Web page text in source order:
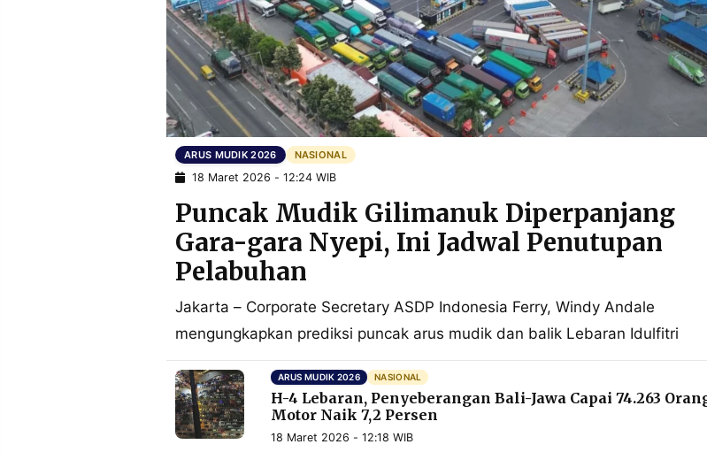
SERVICE
ARUS MUDIK 2026 NASIONAL
18 Maret 2026 - 12:24 WIB
Puncak Mudik Gilimanuk Diperpanjang
Gara-gara Nyepi, Ini Jadwal Penutupan
Pelabuhan
Jakarta – Corporate Secretary ASDP Indonesia Ferry, Windy Andale
mengungkapkan prediksi puncak arus mudik dan balik Lebaran Idulfitri
ARUS MUDIK 2026 NASIONAL
H-4 Lebaran, Penyeberangan Bali-Jawa Capai 74.263
Motor Naik 7,2 Persen
18 Maret 2026 - 12:18 WIB